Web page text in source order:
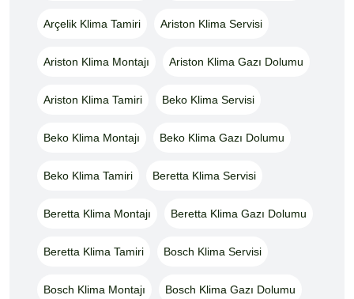
Arçelik Klima Tamiri Ariston Klima Servisi
Ariston Klima Montajı Ariston Klima Gazı Dolumu
Ariston Klima Tamiri Beko Klima Servisi
Beko Klima Montajı Beko Klima Gazı Dolumu
Beko Klima Tamiri Beretta Klima Servisi
Beretta Klima Montajı Beretta Klima Gazı Dolumu
Beretta Klima Tamiri Bosch Klima Servisi
Bosch Klima Montajı Bosch Klima Gazı Dolumu